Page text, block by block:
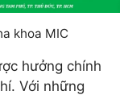
khoa MIC
hưởng chính
Với những